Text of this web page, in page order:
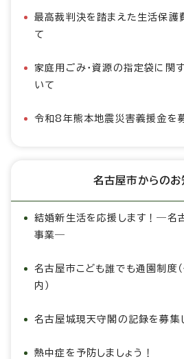
最高裁判決を踏まえた生活保護
て
家庭用ごみ・資源の指定袋に関
いて
令和8年熊本地震災害義援金を
名古屋市からのお
結婚新生活を応援します！―名
事業―
名古屋市こども誰でも通園制度
内）
名古屋城現天守閣の記録を募集
熱中症を予防しましょう！